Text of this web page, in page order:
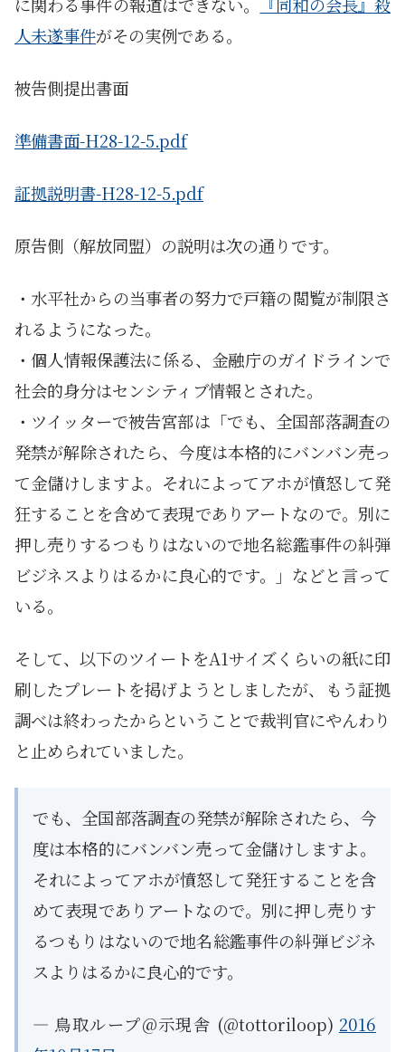
人未遂事件がその実例である。
被告側提出書面
準備書面-H28-12-5.pdf
証拠説明書-H28-12-5.pdf
原告側（解放同盟）の説明は次の通りです。
・水平社からの当事者の努力で戸籍の閲覧が制限さ
れるようになった。
・個人情報保護法に係る、金融庁のガイドラインで
社会的身分はセンシティブ情報とされた。
・ツイッターで被告宮部は「でも、全国部落調査の
発禁が解除されたら、今度は本格的にバンバン売っ
て金儲けしますよ。それによってアホが憤怒して発
狂することを含めて表現でありアートなので。別に
押し売りするつもりはないので地名総鑑事件の糾弾
ビジネスよりはるかに良心的です。」などと言って
いる。
そして、以下のツイートをA1サイズくらいの紙に印
刷したプレートを掲げようとしましたが、もう証拠
調べは終わったからということで裁判官にやんわり
と止められていました。
でも、全国部落調査の発禁が解除されたら、今
度は本格的にバンバン売って金儲けしますよ。
それによってアホが憤怒して発狂することを含
めて表現でありアートなので。別に押し売りす
るつもりはないので地名総鑑事件の糾弾ビジネ
スよりはるかに良心的です。
— 鳥取ループ@示現舎 (@tottoriloop) 2016